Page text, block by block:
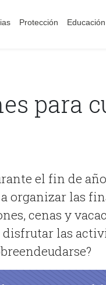
Protección Educación
para
el fin de
organizar las
cenas y
disfrutar las